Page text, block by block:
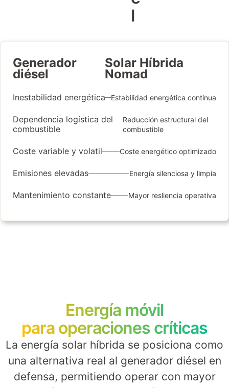
l
Generador
diésel
Solar Híbrida
Nomad
Inestabilidad energética Estabilidad energética continua
Dependencia logística del
combustible
Reducción estructural del
combustible
Coste variable y volatil Coste energético optimizado
Emisiones elevadas Energía silenciosa y limpia
Mantenimiento constante Mayor resliencia operativa
Energía móvil
para operaciones críticas
La energía solar híbrida se posiciona como
una alternativa real al generador diésel en
defensa, permitiendo operar con mayor